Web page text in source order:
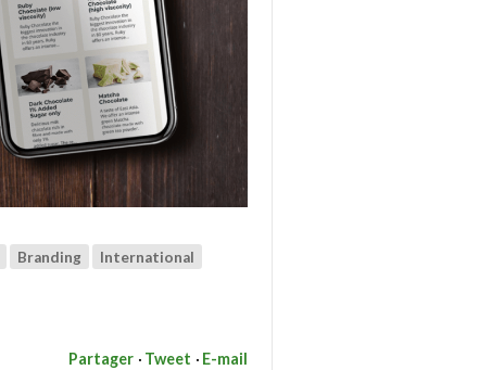
Branding International
Partager Tweet E-mail